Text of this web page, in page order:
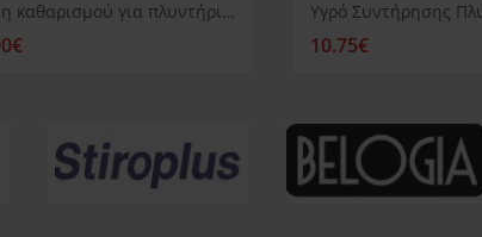
Σκόνη καθαρισμού για πλυντήρια πιάτων Siemens
10.75€